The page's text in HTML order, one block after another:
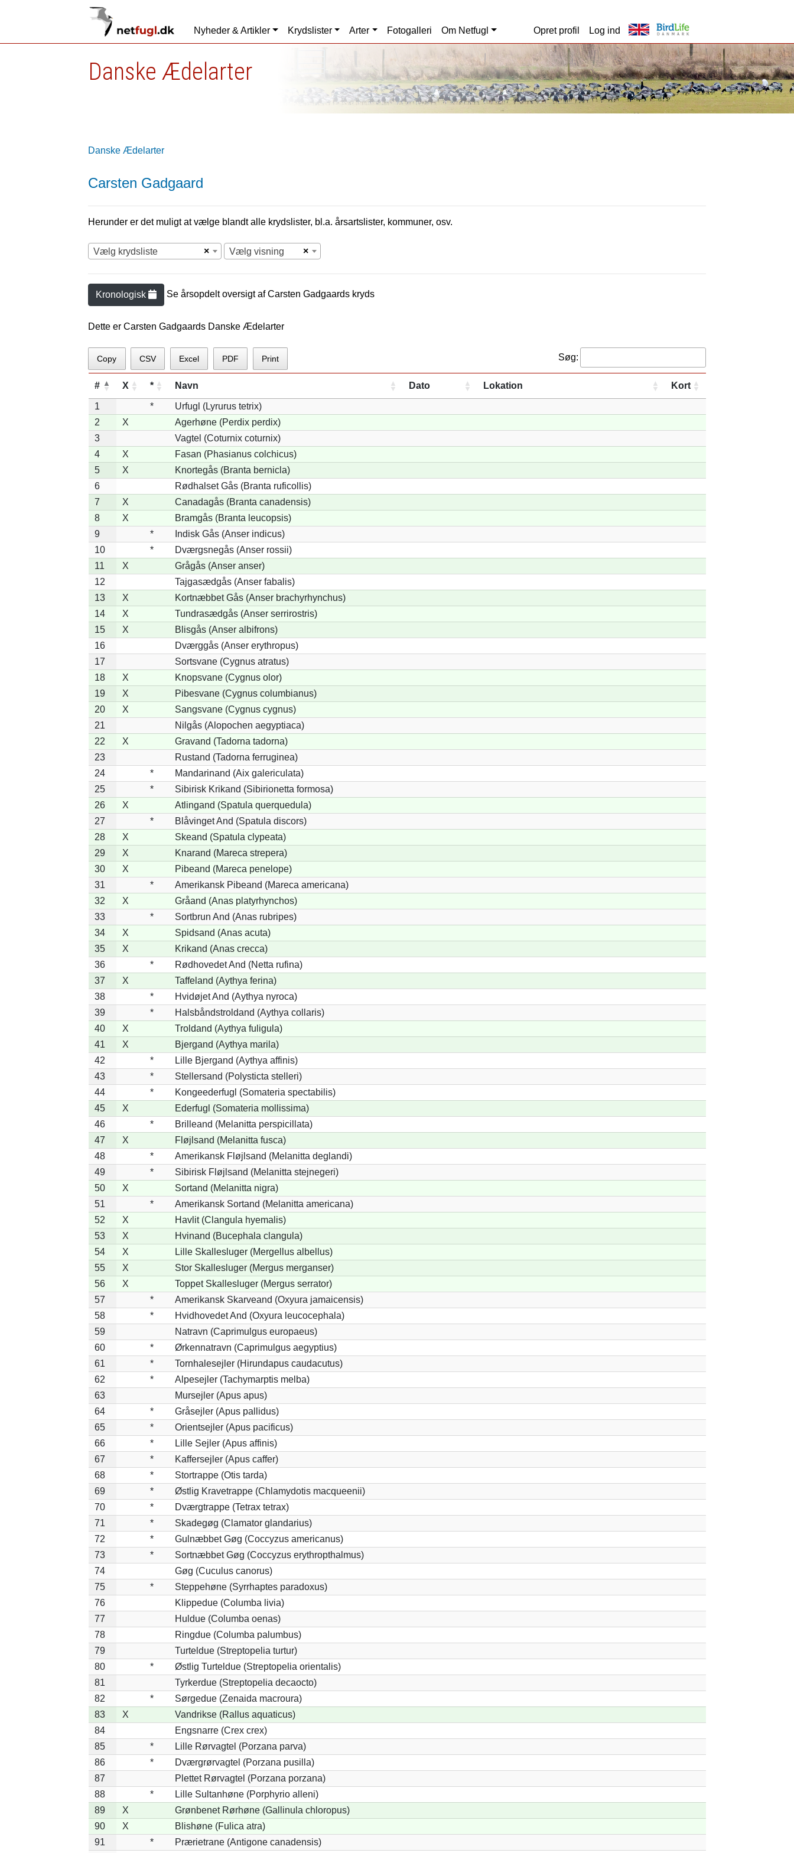
Nyheder & Artikler Krydslister Arter Fotogalleri Om Netfugl Opret profil Log ind
Danske Ædelarter
Danske Ædelarter
Carsten Gadgaard
Herunder er det muligt at vælge blandt alle krydslister, bl.a. årsartslister, kommuner, osv.
×
Vælg krydsliste ×
Vælg visning
Kronologisk Se årsopdelt oversigt afCarsten Gadgaards kryds
Dette er Carsten Gadgaards Danske Ædelarter
Copy CSV Excel PDF Print Søg:
# X * Navn Dato Lokation Kort
1 *
Urfugl (Lyrurus tetrix)
2
X
Agerhøne (Perdix perdix)
3
Vagtel (Coturnix coturnix)
4
X
Fasan (Phasianus colchicus)
5
X
Knortegås (Branta bernicla)
6
Rødhalset Gås (Branta ruficollis)
7
X
Canadagås (Branta canadensis)
8
X
Bramgås (Branta leucopsis)
9
*
Indisk Gås (Anser indicus)
10
*
Dværgsnegås (Anser rossii)
11
X
Grågås (Anser anser)
12
Tajgasædgås (Anser fabalis)
13
X
Kortnæbbet Gås (Anser brachyrhynchus)
14
X
Tundrasædgås (Anser serrirostris)
15
X
Blisgås (Anser albifrons)
16
Dværggås (Anser erythropus)
17
Sortsvane (Cygnus atratus)
18
X
Knopsvane (Cygnus olor)
19
X
Pibesvane (Cygnus columbianus)
20
X
Sangsvane (Cygnus cygnus)
21
Nilgås (Alopochen aegyptiaca)
22
X
Gravand (Tadorna tadorna)
23
Rustand (Tadorna ferruginea)
24
*
Mandarinand (Aix galericulata)
25
*
Sibirisk Krikand (Sibirionetta formosa)
26
X
Atlingand (Spatula querquedula)
27
*
Blåvinget And (Spatula discors)
28
X
Skeand (Spatula clypeata)
29
X
Knarand (Mareca strepera)
30
X
Pibeand (Mareca penelope)
31
*
Amerikansk Pibeand (Mareca americana)
32
X
Gråand (Anas platyrhynchos)
33
*
Sortbrun And (Anas rubripes)
34
X
Spidsand (Anas acuta)
35
X
Krikand (Anas crecca)
36
*
Rødhovedet And (Netta rufina)
37
X
Taffeland (Aythya ferina)
38
*
Hvidøjet And (Aythya nyroca)
39
*
Halsbåndstroldand (Aythya collaris)
40
X
Troldand (Aythya fuligula)
41
X
Bjergand (Aythya marila)
42
*
Lille Bjergand (Aythya affinis)
43
*
Stellersand (Polysticta stelleri)
44
*
Kongeederfugl (Somateria spectabilis)
45
X
Ederfugl (Somateria mollissima)
46
*
Brilleand (Melanitta perspicillata)
47
X
Fløjlsand (Melanitta fusca)
48
*
Amerikansk Fløjlsand (Melanitta deglandi)
49
*
Sibirisk Fløjlsand (Melanitta stejnegeri)
50
X
Sortand (Melanitta nigra)
51
*
Amerikansk Sortand (Melanitta americana)
52
X
Havlit (Clangula hyemalis)
53
X
Hvinand (Bucephala clangula)
54
X
Lille Skallesluger (Mergellus albellus)
55
X
Stor Skallesluger (Mergus merganser)
56
X
Toppet Skallesluger (Mergus serrator)
57
*
Amerikansk Skarveand (Oxyura jamaicensis)
58
*
Hvidhovedet And (Oxyura leucocephala)
59
Natravn (Caprimulgus europaeus)
60
*
Ørkennatravn (Caprimulgus aegyptius)
61
*
Tornhalesejler (Hirundapus caudacutus)
62
*
Alpesejler (Tachymarptis melba)
63
Mursejler (Apus apus)
64
*
Gråsejler (Apus pallidus)
65
*
Orientsejler (Apus pacificus)
66
*
Lille Sejler (Apus affinis)
67
*
Kaffersejler (Apus caffer)
68
*
Stortrappe (Otis tarda)
69
*
Østlig Kravetrappe (Chlamydotis macqueenii)
70
*
Dværgtrappe (Tetrax tetrax)
71
*
Skadegøg (Clamator glandarius)
72
*
Gulnæbbet Gøg (Coccyzus americanus)
73
*
Sortnæbbet Gøg (Coccyzus erythropthalmus)
74
Gøg (Cuculus canorus)
75
*
Steppehøne (Syrrhaptes paradoxus)
76
Klippedue (Columba livia)
77
Huldue (Columba oenas)
78
Ringdue (Columba palumbus)
79
Turteldue (Streptopelia turtur)
80
*
Østlig Turteldue (Streptopelia orientalis)
81
Tyrkerdue (Streptopelia decaocto)
82
*
Sørgedue (Zenaida macroura)
83
X
Vandrikse (Rallus aquaticus)
84
Engsnarre (Crex crex)
85
*
Lille Rørvagtel (Porzana parva)
86
*
Dværgrørvagtel (Porzana pusilla)
87
Plettet Rørvagtel (Porzana porzana)
88
*
Lille Sultanhøne (Porphyrio alleni)
89
X
Grønbenet Rørhøne (Gallinula chloropus)
90
X
Blishøne (Fulica atra)
91
*
Prærietrane (Antigone canadensis)